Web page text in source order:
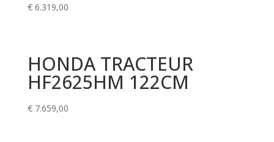
€6.319,00
HONDA TRACTEUR
HF2625HM 122CM
€7.659,00